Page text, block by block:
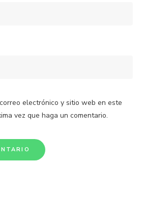
electrónico y sitio web en este
vez que haga un comentario.